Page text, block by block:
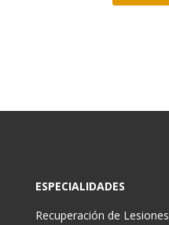
ESPECIALIDADES
Recuperación de Lesiones